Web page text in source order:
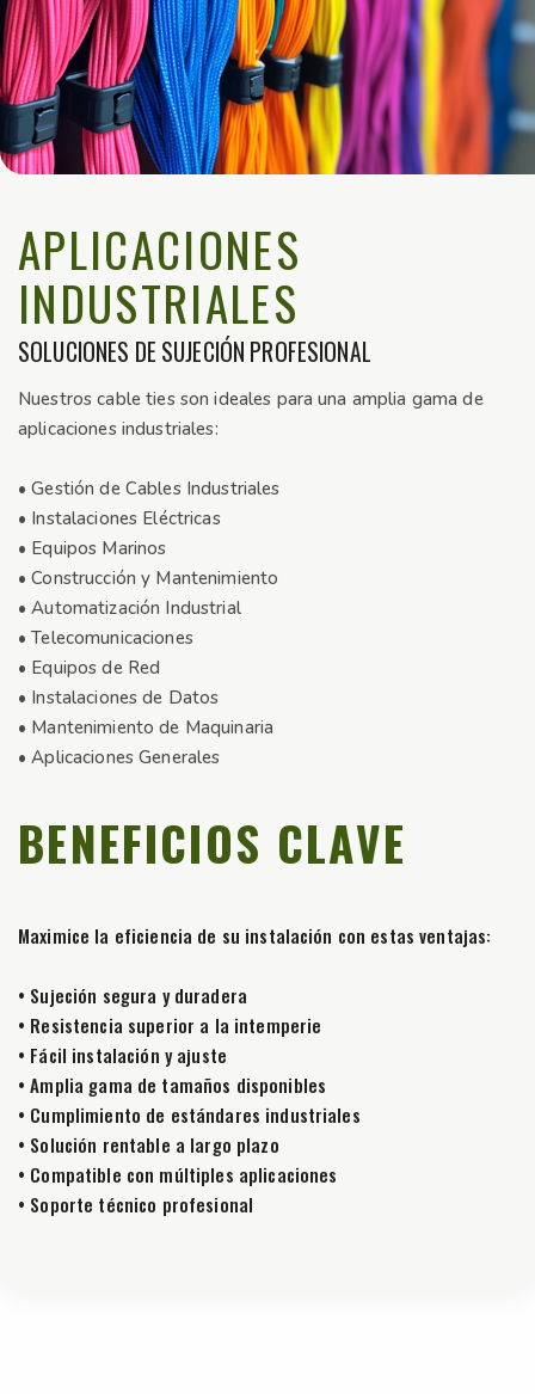
APLICACIONES
INDUSTRIALES
SOLUCIONES DE SUJECIÓN PROFESIONAL
Nuestros cable ties son ideales para una amplia gama de
aplicaciones industriales:
• Gestión de Cables Industriales
• Instalaciones Eléctricas
• Equipos Marinos
• Construcción y Mantenimiento
• Automatización Industrial
• Telecomunicaciones
• Equipos de Red
• Instalaciones de Datos
• Mantenimiento de Maquinaria
• Aplicaciones Generales
BENEFICIOS CLAVE
Maximice la eficiencia de su instalación con estas ventajas:
• Sujeción segura y duradera
• Resistencia superior a la intemperie
• Fácil instalación y ajuste
• Amplia gama de tamaños disponibles
• Cumplimiento de estándares industriales
• Solución rentable a largo plazo
• Compatible con múltiples aplicaciones
• Soporte técnico profesional